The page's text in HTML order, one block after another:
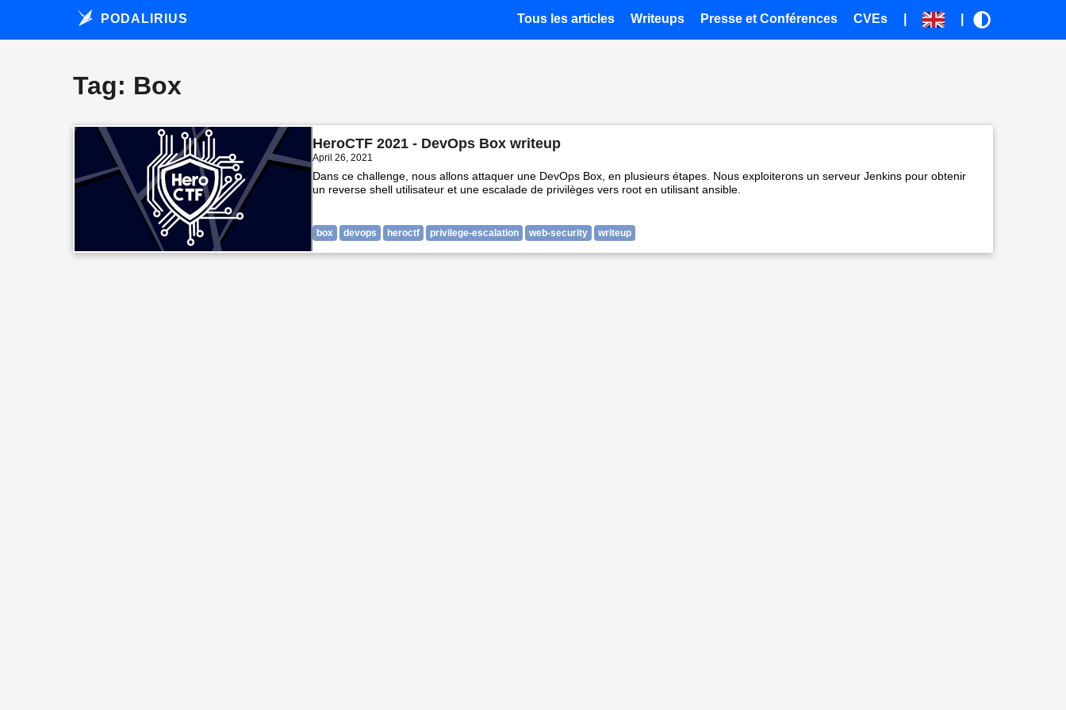
PODALIRIUS Tous les articles Writeups Presse et Conférences CVEs
Tag: Box
HeroCTF 2021 - DevOps Box writeup
April 26, 2021
Dans ce challenge, nous allons attaquer une DevOps Box, en plusieurs étapes. Nous exploiterons un serveur Jenkins pour obtenir
un reverse shell utilisateur et une escalade de privilèges vers root en utilisant ansible.
box devops heroctf privilege-escalation web-security writeup